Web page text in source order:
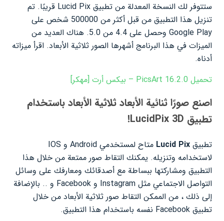
ستتوفر لك النسخة المعدلة من تطبيق Lucid Pix قريبًا. تم
تنزيل هذا التطبيق من قبل أكثر من 500000 شخص على
Google Play وحصل على 4.4 من 5.0. هناك العديد من
الميزات في هذا البرنامج أشهرها الصور ثلاثية الأبعاد. اقرأ ميزاته
أدناه.
تحميل PicsArt 16.2.0 – بيكس أرت [مهكر]
اصنع صورًا ثنائية الأبعاد ثلاثية الأبعاد باستخدام
تطبيق LucidPix 3D!
تطبيق Lucid Pix
متاح لمستخدمي Android و IOS
لاستخدامه وتنزيله. يمكنك التقاط صور ممتعة من خلال هذا
التطبيق ومشاركتها ببساطة مع أصدقائك ومعارفك على وسائل
التواصل الاجتماعي مثل Instagram و Facebook و .. بالإضافة
إلى ذلك ، من الممكن التقاط صور ثلاثية الأبعاد من خلال
تطبيق Facebook نفسه باستخدام هذا التطبيق.